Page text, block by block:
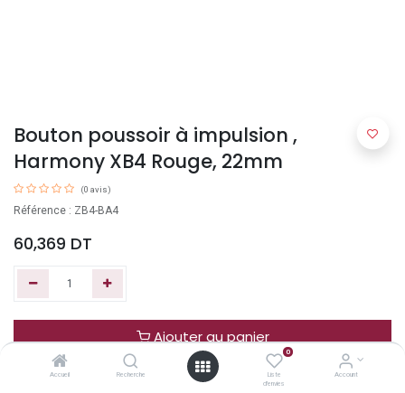
Accueil Recherche
0
Liste
d'envies
Account
Bouton poussoir à impulsion ,
Harmony XB4 Rouge, 22mm
(0 avis)
Référence : ZB4-BA4
60,369 DT
Ajouter au panier
Acheter maintenant